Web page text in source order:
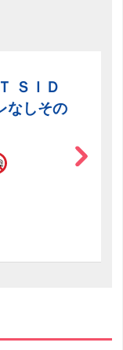
ＳＩＤ
なしその